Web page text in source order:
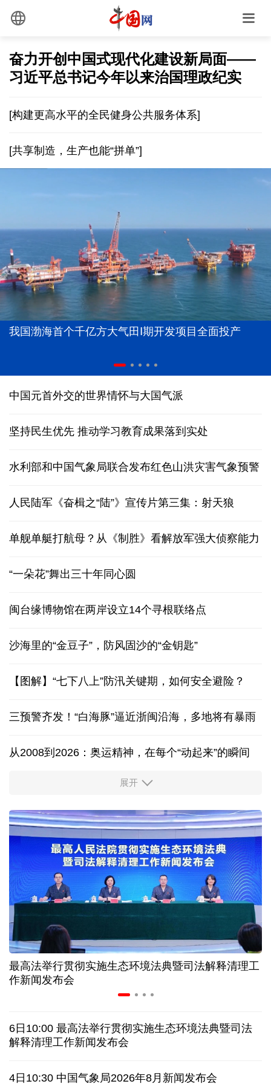
奋力开创中国式现代化建设新局面——
习近平总书记今年以来治国理政纪实
[构建更高水平的全民健身公共服务体系]
[共享制造，生产也能“拼单”]
我国渤海首个千亿方大气田Ⅰ期开发项目全面投产
中国元首外交的世界情怀与大国气派
坚持民生优先 推动学习教育成果落到实处
水利部和中国气象局联合发布红色山洪灾害气象预警
人民陆军《奋楫之“陆”》宣传片第三集：射天狼
单舰单艇打航母？从《制胜》看解放军强大侦察能力
“一朵花”舞出三十年同心圆
闽台缘博物馆在两岸设立14个寻根联络点
沙海里的“金豆子”，防风固沙的“金钥匙”
【图解】“七下八上”防汛关键期，如何安全避险？
三预警齐发！“白海豚”逼近浙闽沿海，多地将有暴雨
从2008到2026：奥运精神，在每个“动起来”的瞬间
活力中国调研行丨安徽的定力与活力
夏日经济乘“热”而上 消费市场向“新”而行
长江十年行 | 重庆“以竹代塑”铺就绿色发展新路
暑期档电影票房持续走高 “电影+”业态激发消费活力
年中经济观察丨以河溪流域为脉 打造乡村振兴示范
片区
美媒:多场景低成本应用 中国让AI变得更具实用价值
蓝厅观察丨被中方反制的7家美国实体有何来头？
展开
最高法举行贯彻实施生态环境法典暨司法解释清理工
作新闻发布会
6日10:00 最高法举行贯彻实施生态环境法典暨司法
解释清理工作新闻发布会
4日10:30 中国气象局2026年8月新闻发布会